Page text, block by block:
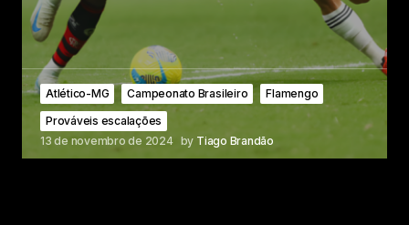
Atlético-MG Campeonato Brasileiro
Flamengo
Prováveis escalações
13 de novembro de 2024 by Tiago Brandão